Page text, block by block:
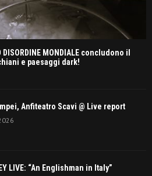
DISORDINE MONDIALE concludono il
e paesaggi dark!
Anfiteatro Scavi @ Live report
LIVE: “An Englishman in Italy”